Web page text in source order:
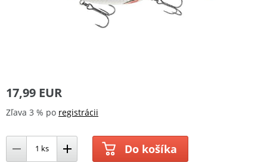
17,99 EUR
Zľava 3 % po registrácii
Do košíka